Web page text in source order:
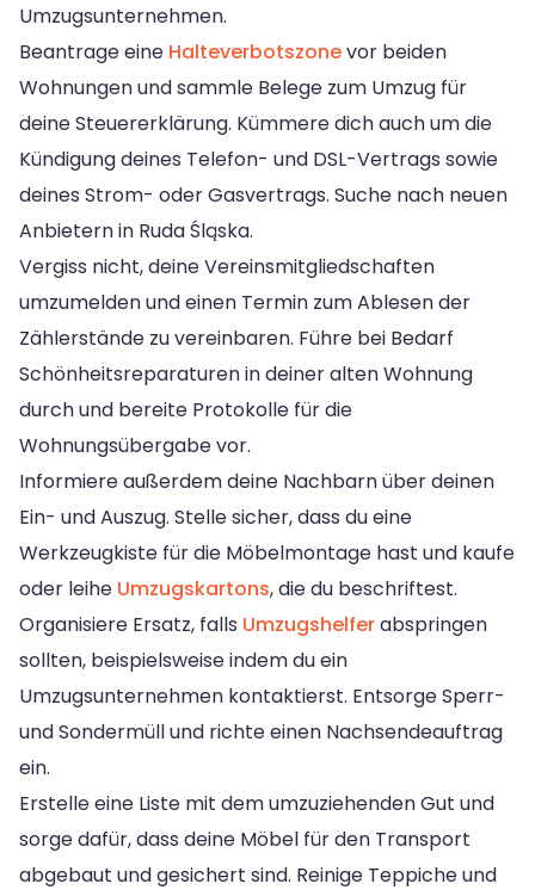
Umzugsunternehmen.
Beantrage eine Halteverbotszonevor beiden
Wohnungen und sammle Belege zum Umzug für
deine Steuererklärung. Kümmere dich auch um die
Kündigung deines Telefon- und DSL-Vertrags sowie
deines Strom- oder Gasvertrags. Suche nach neuen
Anbietern in Ruda Śląska.
Vergiss nicht, deine Vereinsmitgliedschaften
umzumelden und einen Termin zum Ablesen der
Zählerstände zu vereinbaren. Führe bei Bedarf
Schönheitsreparaturen in deiner alten Wohnung
durch und bereite Protokolle für die
Wohnungsübergabe vor.
Informiere außerdem deine Nachbarn über deinen
Ein- und Auszug. Stelle sicher, dass du eine
Werkzeugkiste für die Möbelmontage hast und kaufe
oder leihe Umzugskartons, die du beschriftest.
Organisiere Ersatz, falls Umzugshelferabspringen
sollten, beispielsweise indem du ein
Umzugsunternehmen kontaktierst. Entsorge Sperr-
und Sondermüll und richte einen Nachsendeauftrag
ein.
Erstelle eine Liste mit dem umzuziehenden Gut und
sorge dafür, dass deine Möbel für den Transport
abgebaut und gesichert sind. Reinige Teppiche und